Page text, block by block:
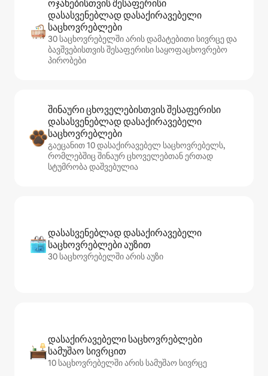
ოჯახებისთვის შესაფერისი
დასასვენებლად დასაქირავებელი
საცხოვრებლები
30 საცხოვრებელში არის დამატებითი სივრცე და
ბავშვებისთვის შესაფერისი საყოფაცხოვრებო
პირობები
შინაური ცხოველებისთვის შესაფერისი
დასასვენებლად დასაქირავებელი
საცხოვრებლები
გაეცანით 10 დასაქირავებელ საცხოვრებელს,
რომლებშიც შინაურ ცხოველებთან ერთად
სტუმრობა დაშვებულია
დასასვენებლად დასაქირავებელი
საცხოვრებლები აუზით
30 საცხოვრებელში არის აუზი
დასაქირავებელი საცხოვრებლები
სამუშაო სივრცით
10 საცხოვრებელში არის სამუშაო სივრცე